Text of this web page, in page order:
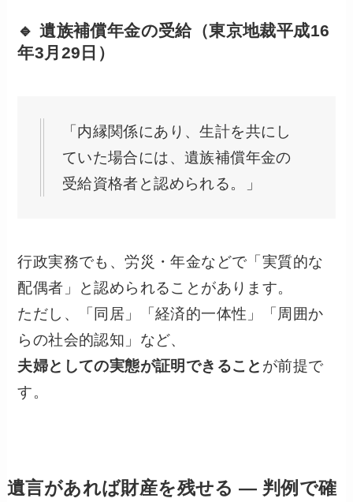
🔹 遺族補償年金の受給（東京地裁平成16
年3月29日）
「内縁関係にあり、生計を共にし
ていた場合には、遺族補償年金の
受給資格者と認められる。」
行政実務でも、労災・年金などで「実質的な
配偶者」と認められることがあります。
ただし、「同居」「経済的一体性」「周囲か
らの社会的認知」など、
夫婦としての実態が証明できること が前提で
す。
遺言があれば財産を残せる ― 判例で確